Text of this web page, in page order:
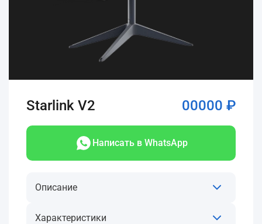
Starlink V2 00000 ₽
Написать в WhatsApp
Описание
Характеристики